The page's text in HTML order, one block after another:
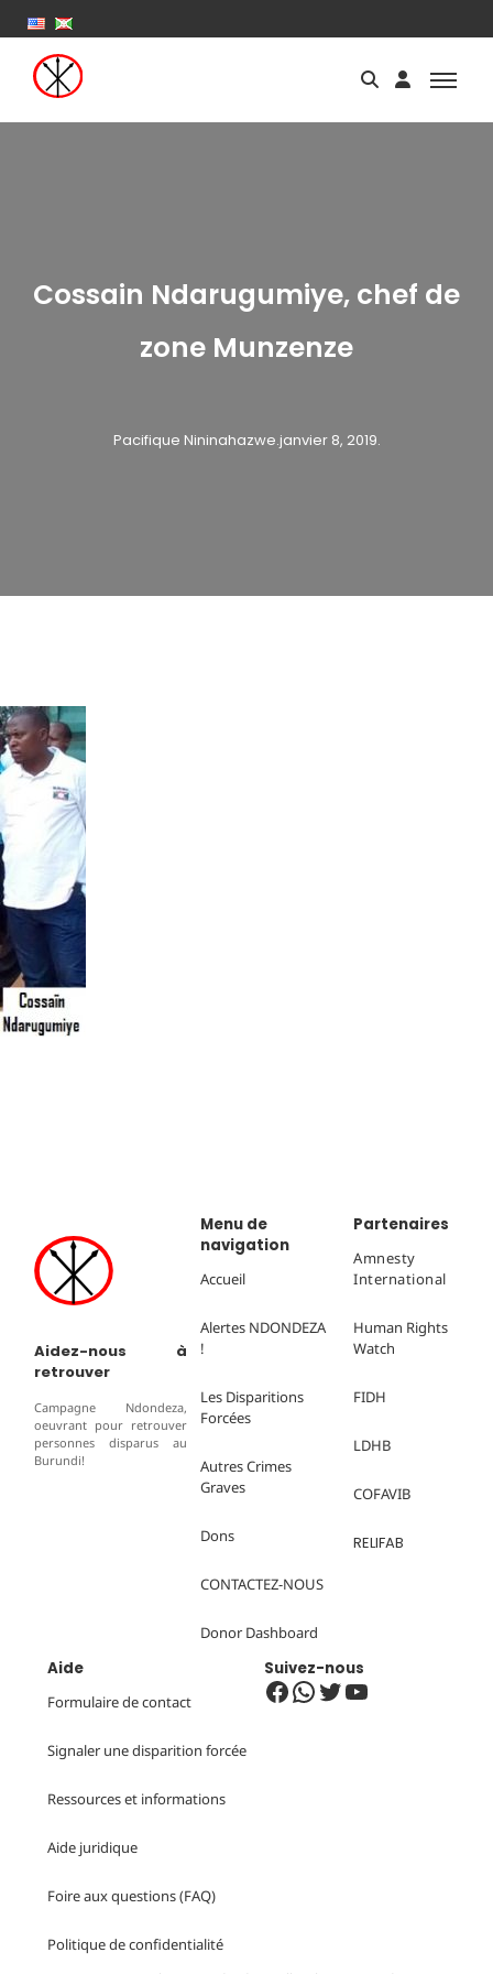
Cossain Ndarugumiye, chef de
zone Munzenze
Pacifique Nininahazwe.janvier 8, 2019.
Aidez-nous à
retrouver
Campagne Ndondeza,
oeuvrant pour retrouver
personnes disparus au
Burundi!
Menu de
navigation
Accueil
Alertes NDONDEZA
!
Les Disparitions
Forcées
Autres Crimes
Graves
Dons
CONTACTEZ-NOUS
Donor Dashboard
Partenaires
Amnesty
International
Human Rights
Watch
FIDH
LDHB
COFAVIB
RELIFAB
Aide
Formulaire de contact
Signaler une disparition forcée
Ressources et informations
Aide juridique
Foire aux questions (FAQ)
Politique deconfidentialité
Suivez-nous
Facebook WhatsApp Twitter YouTube